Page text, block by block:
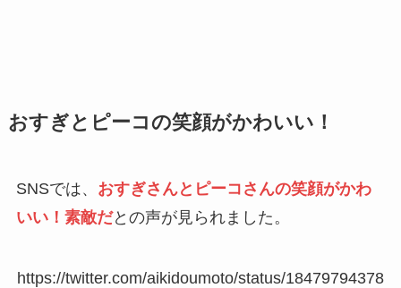
おすぎとピーコの笑顔がかわいい！
SNSでは、 おすぎさんとピーコさんの笑顔がかわ
いい！素敵だとの声が見られました。
https://twitter.com/aikidoumoto/status/18479794378